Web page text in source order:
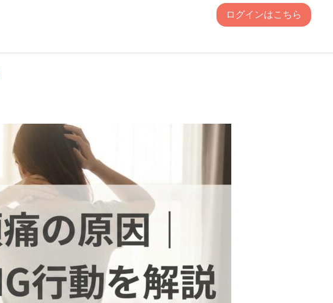
ログインはこちら